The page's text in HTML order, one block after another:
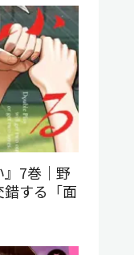
』7巻｜野
する「面